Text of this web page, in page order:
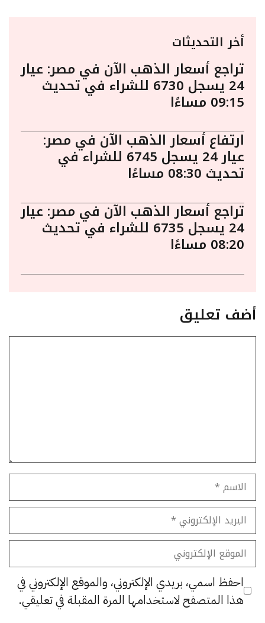
أخر التحديثات
تراجع أسعار الذهب الآن في مصر: عيار
24 يسجل 6730 للشراء في تحديث
09:15 مساءًا
ارتفاع أسعار الذهب الآن في مصر:
عيار 24 يسجل 6745 للشراء في
تحديث 08:30 مساءًا
تراجع أسعار الذهب الآن في مصر: عيار
24 يسجل 6735 للشراء في تحديث
08:20 مساءًا
أضف تعليق
الاسم
البريد
الإلكتروني
الموقع
الإلكتروني
احفظ اسمي، بريدي الإلكتروني، والموقع الإلكتروني في
هذا المتصفح لاستخدامها المرة المقبلة في تعليقي.